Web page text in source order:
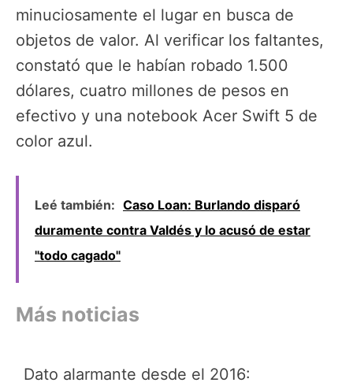
minuciosamente el lugar en busca de
objetos de valor. Al verificar los faltantes,
constató que le habían robado 1.500
dólares, cuatro millones de pesos en
efectivo y una notebook Acer Swift 5 de
color azul.
Leé también: Caso Loan: Burlando disparó
duramente contra Valdés y lo acusó de estar
"todo cagado"
Más noticias
Dato alarmante desde el 2016: